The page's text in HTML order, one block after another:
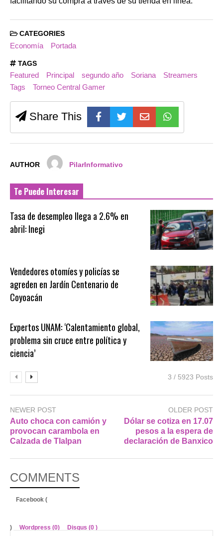
CATEGORIES
Economía Portada
TAGS
Featured Principal segundo año Soriana
Streamers
Tags
Torneo Central Gamer
Share This
AUTHOR PilarInformativo
Te Puede Interesar
Tasa de desempleo llega a 2.6% en
abril: Inegi
Vendedores otomíes y policías se
agreden en Jardín Centenario de
Coyoacán
Expertos UNAM: ‘Calentamiento global,
problema sin cruce entre política y
ciencia’
3 / 5923 Posts
NEWER POST
Auto choca con camión y
provocan carambola en
Calzada de Tlalpan
OLDER POST
Dólar se cotiza en 17.07
pesos a la espera de
declaración de Banxico
COMMENTS
Facebook (
) Wordpress (0) Disqus (0 )